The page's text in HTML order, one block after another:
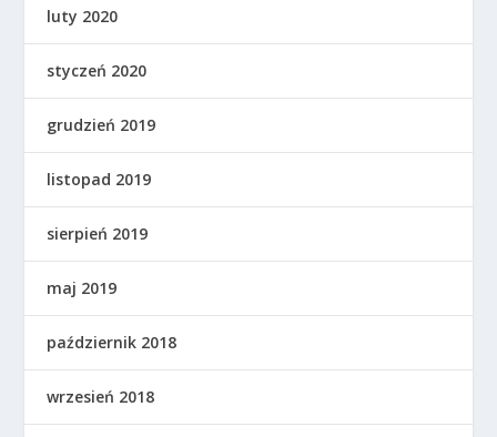
luty 2020
styczeń 2020
grudzień 2019
listopad 2019
sierpień 2019
maj 2019
październik 2018
wrzesień 2018